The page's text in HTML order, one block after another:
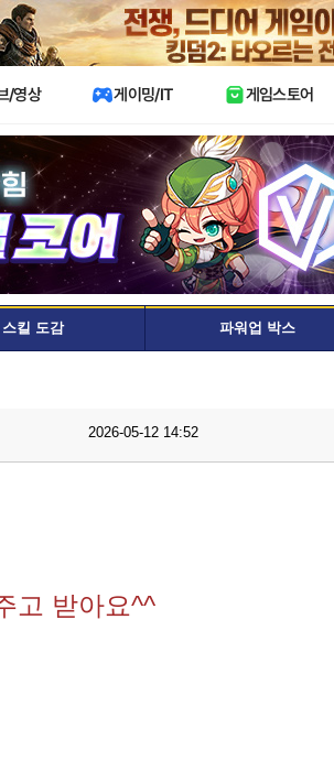
/영상 게이밍/IT 게임스토어
스킬 도감 파워업 박스
2026-05-12 14:52
고 받아요^^